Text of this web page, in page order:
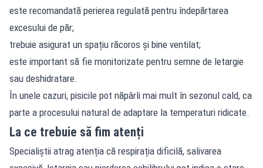
este recomandată perierea regulată pentru îndepărtarea
excesului de păr;
trebuie asigurat un spațiu răcoros și bine ventilat;
este important să fie monitorizate pentru semne de letargie
sau deshidratare.
În unele cazuri, pisicile pot năpârli mai mult în sezonul cald, ca
parte a procesului natural de adaptare la temperaturi ridicate.
La ce trebuie să fim atenți
Specialiștii atrag atenția că respirația dificilă, salivarea